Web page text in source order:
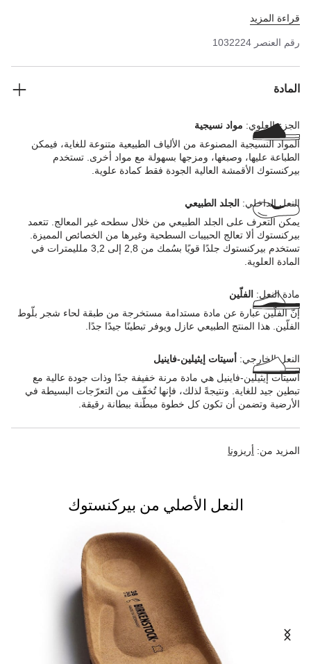
بالكامل بجلد بيوماتو الناعم، وهو ما يجعله مريحًا بشكل استثنائي. يجمع
دبوس كبير وأنيق.
قراءة المزيد
رقم العنصر 1032224
المادة
الجزء العلوي: مواد نسيجية
المواد النسيجية المصنوعة من الألياف الطبيعية متنوعة للغاية، فيمكن
الطباعة عليها، وصبغها، ومزجها بسهولة مع مواد أخرى. تستخدم
بيركنستوك الأقمشة العالية الجودة فقط كمادة علوية.
النعل الداخلي: الجلد الطبيعي
يمكن التعرف على الجلد الطبيعي من خلال سطحه غير المعالج. تتعمد
بيركنستوك ألا تعالج الحبيبات السطحية وغيرها من الخصائص المميزة.
تستخدم بيركنستوك جلدًا قويًا بسُمك من 2,8 إلى 3,2 ملليمترات في
المادة العلوية.
مادة النعل: الفلّين
إنّ الفلّين عبارة عن مادة مستدامة مستخرجة من طبقة لحاء شجر بلّوط
الفلّين. هذا المنتج الطبيعي عازل ويوفر تبطينًا جيدًا جدًا.
النعل الخارجي: أسيتات إيثيلين-فاينيل
أسيتات إيثيلين-فاينيل هي مادة مرنة خفيفة جدًا وذات جودة عالية مع
تبطين جيد للغاية. ونتيجةً لذلك، فإنها تُخفّف من التعرّجات البسيطة في
الأرضية وتضمن أن تكون كل خطوة مبطّنة ببطانة رقيقة.
المزيد من: أريزونا
النعل الأصلي من بيركنستوك